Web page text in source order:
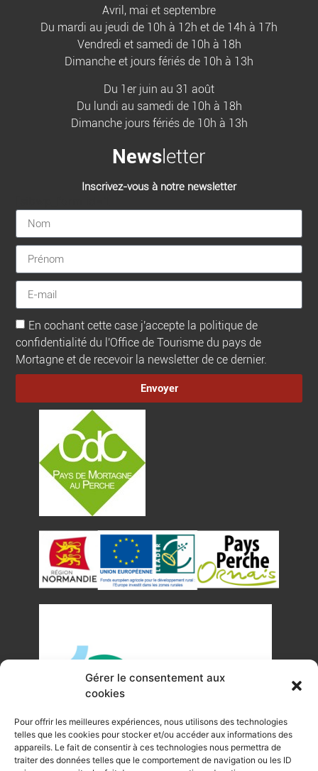
Gérer le consentement aux
cookies
Pour offrir les meilleures expériences, nous utilisons des technologies
telles que les cookies pour stocker et/ou accéder aux informations des
appareils. Le fait de consentir à ces technologies nous permettra de
traiter des données telles que le comportement de navigation ou les ID
Avril, mai et septembre
Du mardi au jeudi de 10h à 12h et de 14h à 17h
Vendredi et samedi de 10h à 18h
Dimanche et jours fériés de 10h à 13h
Du 1er juin au 31 août
Du lundi au samedi de 10h à 18h
Dimanche jours fériés de 10h à 13h
Newsletter
Inscrivez-vous à notre newsletter
En cochant cette case j'accepte la politique de
confidentialité du l'Office de Tourisme du pays de
Mortagne et de recevoir la newsletter de ce dernier.
Envoyer